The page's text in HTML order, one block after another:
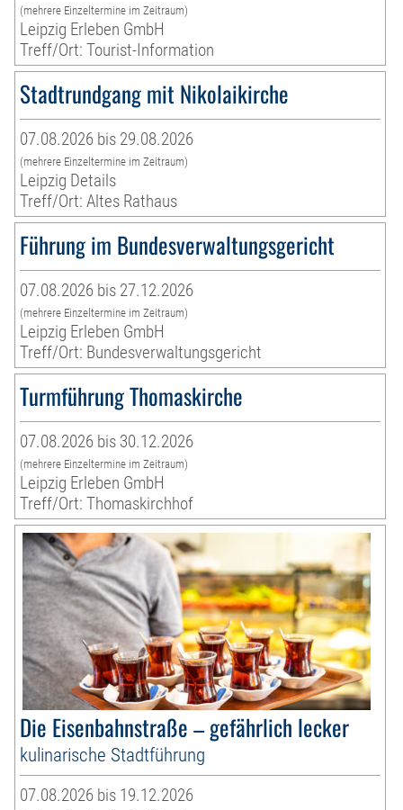
(mehrere Einzeltermine im Zeitraum)
Leipzig Erleben GmbH
Treff/Ort: Tourist-Information
Stadtrundgang mit Nikolaikirche
07.08.2026 bis 29.08.2026
(mehrere Einzeltermine im Zeitraum)
Leipzig Details
Treff/Ort: Altes Rathaus
Führung im Bundesverwaltungsgericht
07.08.2026 bis 27.12.2026
(mehrere Einzeltermine im Zeitraum)
Leipzig Erleben GmbH
Treff/Ort: Bundesverwaltungsgericht
Turmführung Thomaskirche
07.08.2026 bis 30.12.2026
(mehrere Einzeltermine im Zeitraum)
Leipzig Erleben GmbH
Treff/Ort: Thomaskirchhof
Die Eisenbahnstraße – gefährlich lecker
kulinarische Stadtführung
07.08.2026 bis 19.12.2026